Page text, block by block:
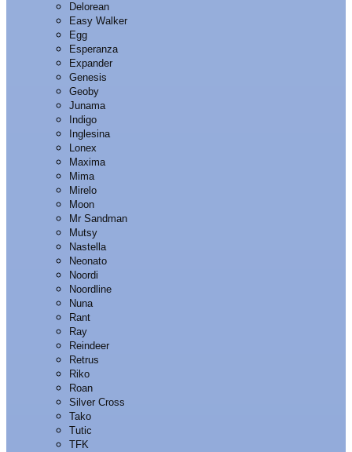
Delorean
Easy Walker
Egg
Esperanza
Expander
Genesis
Geoby
Junama
Indigo
Inglesina
Lonex
Maxima
Mima
Mirelo
Moon
Mr Sandman
Mutsy
Nastella
Neonato
Noordi
Noordline
Nuna
Rant
Ray
Reindeer
Retrus
Riko
Roan
Silver Cross
Tako
Tutic
TFK